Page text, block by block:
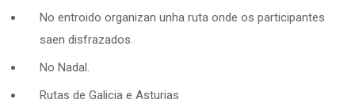
No entroido organizan unha ruta onde os participantes
saen disfrazados.
No Nadal.
Rutas de Galicia e Asturias